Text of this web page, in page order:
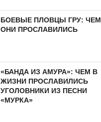
БОЕВЫЕ ПЛОВЦЫ ГРУ: ЧЕМ
ОНИ ПРОСЛАВИЛИСЬ
«БАНДА ИЗ АМУРА»: ЧЕМ В
ЖИЗНИ ПРОСЛАВИЛИСЬ
УГОЛОВНИКИ ИЗ ПЕСНИ
«МУРКА»